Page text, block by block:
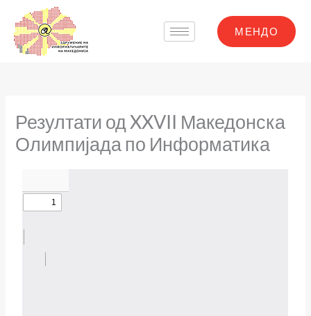
content
МЕНДО
Резултати од XXVII Македонска
Олимпијада по Информатика